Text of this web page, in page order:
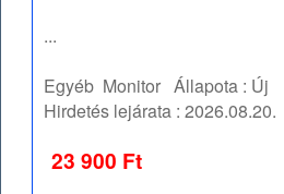
...
Egyéb Monitor Állapota : Új
Hirdetés lejárata :2026.08.20.
23 900 Ft